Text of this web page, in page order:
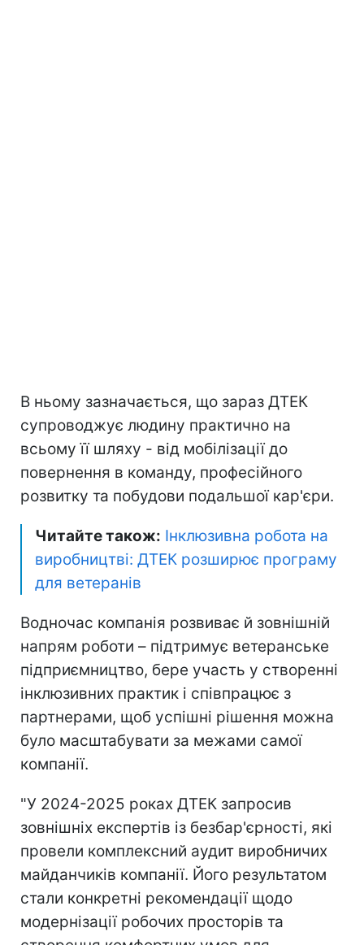
В ньому зазначається, що зараз ДТЕК
супроводжує людину практично на
всьому її шляху - від мобілізації до
повернення в команду, професійного
розвитку та побудови подальшої кар'єри.
Читайте також: Інклюзивна робота на
виробництві: ДТЕК розширює програму
для ветеранів
Водночас компанія розвиває й зовнішній
напрям роботи – підтримує ветеранське
підприємництво, бере участь у створенні
інклюзивних практик і співпрацює з
партнерами, щоб успішні рішення можна
було масштабувати за межами самої
компанії.
"У 2024-2025 роках ДТЕК запросив
зовнішніх експертів із безбар'єрності, які
провели комплексний аудит виробничих
майданчиків компанії. Його результатом
стали конкретні рекомендації щодо
модернізації робочих просторів та